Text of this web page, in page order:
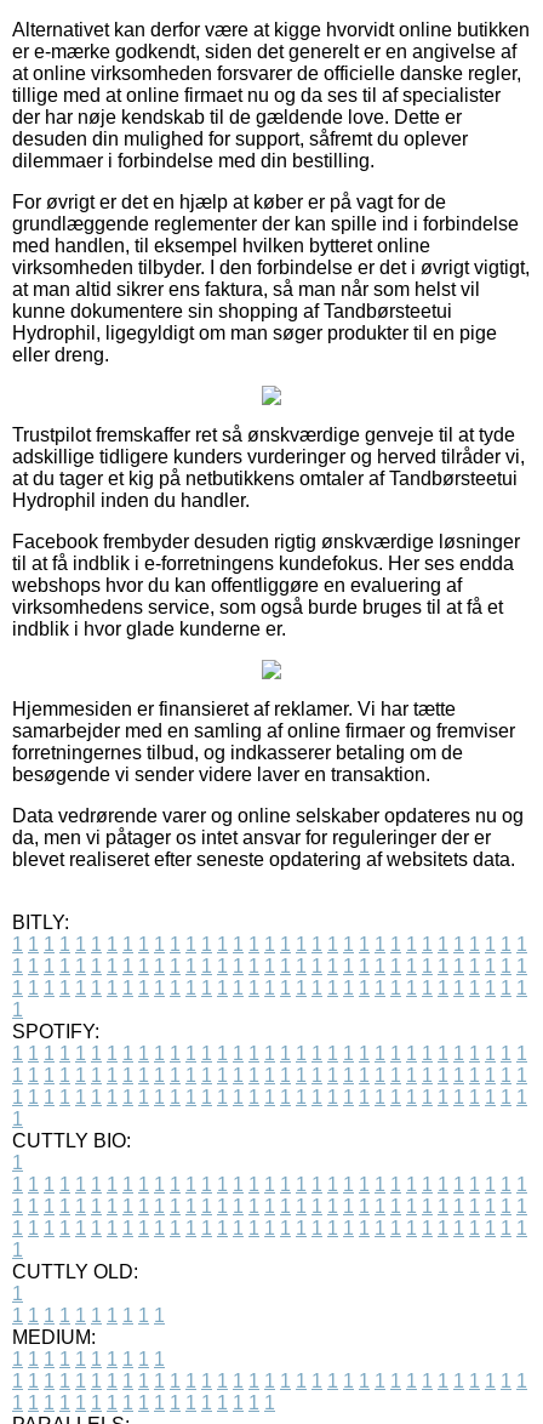
Alternativet kan derfor være at kigge hvorvidt online butikken
er e-mærke godkendt, siden det generelt er en angivelse af
at online virksomheden forsvarer de officielle danske regler,
tillige med at online firmaet nu og da ses til af specialister
der har nøje kendskab til de gældende love. Dette er
desuden din mulighed for support, såfremt du oplever
dilemmaer i forbindelse med din bestilling.
For øvrigt er det en hjælp at køber er på vagt for de
grundlæggende reglementer der kan spille ind i forbindelse
med handlen, til eksempel hvilken bytteret online
virksomheden tilbyder. I den forbindelse er det i øvrigt vigtigt,
at man altid sikrer ens faktura, så man når som helst vil
kunne dokumentere sin shopping af Tandbørsteetui
Hydrophil, ligegyldigt om man søger produkter til en pige
eller dreng.
Trustpilot fremskaffer ret så ønskværdige genveje til at tyde
adskillige tidligere kunders vurderinger og herved tilråder vi,
at du tager et kig på netbutikkens omtaler af Tandbørsteetui
Hydrophil inden du handler.
Facebook frembyder desuden rigtig ønskværdige løsninger
til at få indblik i e-forretningens kundefokus. Her ses endda
webshops hvor du kan offentliggøre en evaluering af
virksomhedens service, som også burde bruges til at få et
indblik i hvor glade kunderne er.
Hjemmesiden er finansieret af reklamer. Vi har tætte
samarbejder med en samling af online firmaer og fremviser
forretningernes tilbud, og indkasserer betaling om de
besøgende vi sender videre laver en transaktion.
Data vedrørende varer og online selskaber opdateres nu og
da, men vi påtager os intet ansvar for reguleringer der er
blevet realiseret efter seneste opdatering af websitets data.
BITLY:
1 1 1 1 1 1 1 1 1 1 1 1 1 1 1 1 1 1 1 1 1 1 1 1 1 1 1 1 1 1 1 1 1
1 1 1 1 1 1 1 1 1 1 1 1 1 1 1 1 1 1 1 1 1 1 1 1 1 1 1 1 1 1 1 1 1
1 1 1 1 1 1 1 1 1 1 1 1 1 1 1 1 1 1 1 1 1 1 1 1 1 1 1 1 1 1 1 1 1
1
SPOTIFY:
1 1 1 1 1 1 1 1 1 1 1 1 1 1 1 1 1 1 1 1 1 1 1 1 1 1 1 1 1 1 1 1 1
1 1 1 1 1 1 1 1 1 1 1 1 1 1 1 1 1 1 1 1 1 1 1 1 1 1 1 1 1 1 1 1 1
1 1 1 1 1 1 1 1 1 1 1 1 1 1 1 1 1 1 1 1 1 1 1 1 1 1 1 1 1 1 1 1 1
1
CUTTLY BIO:
1
1 1 1 1 1 1 1 1 1 1 1 1 1 1 1 1 1 1 1 1 1 1 1 1 1 1 1 1 1 1 1 1 1
1 1 1 1 1 1 1 1 1 1 1 1 1 1 1 1 1 1 1 1 1 1 1 1 1 1 1 1 1 1 1 1 1
1 1 1 1 1 1 1 1 1 1 1 1 1 1 1 1 1 1 1 1 1 1 1 1 1 1 1 1 1 1 1 1 1
1
CUTTLY OLD:
1
1 1 1 1 1 1 1 1 1 1
MEDIUM:
1 1 1 1 1 1 1 1 1 1
1 1 1 1 1 1 1 1 1 1 1 1 1 1 1 1 1 1 1 1 1 1 1 1 1 1 1 1 1 1 1 1 1
1 1 1 1 1 1 1 1 1 1 1 1 1 1 1 1 1